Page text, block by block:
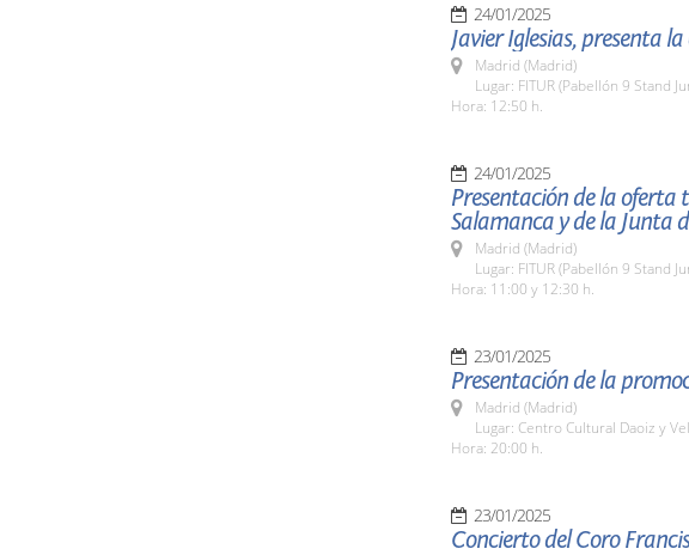
24/01/2025
Javier Iglesias, presenta
Madrid (Madrid)
Lugar: FITUR (Pabellón 9 Stand
Hora: 12:50 h.
24/01/2025
Presentación de la
Salamanca y de la Junta
Madrid (Madrid)
Lugar: FITUR (Pabellón 9 Stand
Hora: 11:00 y 12:30 h.
23/01/2025
Presentación de la
Madrid (Madrid)
Lugar: Centro Cultural Daoiz y
Hora: 20:00 h.
23/01/2025
Concierto del Coro